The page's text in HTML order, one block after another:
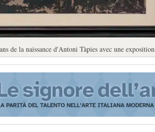
de la naissance d'Antoni Tàpies avec une exposition